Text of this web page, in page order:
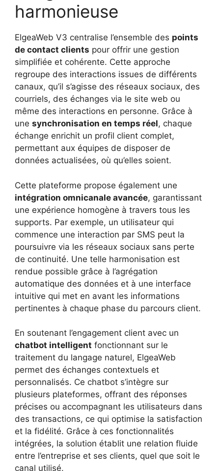
harmonieuse
ElgeaWeb V3 centralise l’ensemble des points
de contact clients pour offrir une gestion
simplifiée et cohérente. Cette approche
regroupe des interactions issues de différents
canaux, qu’il s’agisse des réseaux sociaux, des
courriels, des échanges via le site web ou
même des interactions en personne. Grâce à
une synchronisation en temps réel, chaque
échange enrichit un profil client complet,
permettant aux équipes de disposer de
données actualisées, où qu’elles soient.
Cette plateforme propose également une
intégration omnicanale avancée, garantissant
une expérience homogène à travers tous les
supports. Par exemple, un utilisateur qui
commence une interaction par SMS peut la
poursuivre via les réseaux sociaux sans perte
de continuité. Une telle harmonisation est
rendue possible grâce à l’agrégation
automatique des données et à une interface
intuitive qui met en avant les informations
pertinentes à chaque phase du parcours client.
En soutenant l’engagement client avec un
chatbot intelligent fonctionnant sur le
traitement du langage naturel, ElgeaWeb
permet des échanges contextuels et
personnalisés. Ce chatbot s’intègre sur
plusieurs plateformes, offrant des réponses
précises ou accompagnant les utilisateurs dans
des transactions, ce qui optimise la satisfaction
et la fidélité. Grâce à ces fonctionnalités
intégrées, la solution établit une relation fluide
entre l’entreprise et ses clients, quel que soit le
canal utilisé.